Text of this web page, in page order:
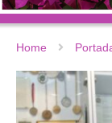
Home